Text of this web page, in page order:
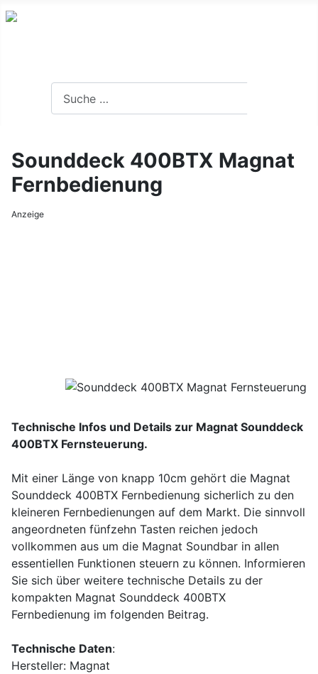
Sounddeck 400BTX Magnat
Fernbedienung
Anzeige
Technische Infos und Details zur Magnat Sounddeck
400BTX Fernsteuerung.
Mit einer Länge von knapp 10cm gehört die Magnat
Sounddeck 400BTX Fernbedienung sicherlich zu den
kleineren Fernbedienungen auf dem Markt. Die sinnvoll
angeordneten fünfzehn Tasten reichen jedoch
vollkommen aus um die Magnat Soundbar in allen
essentiellen Funktionen steuern zu können. Informieren
Sie sich über weitere technische Details zu der
kompakten Magnat Sounddeck 400BTX
Fernbedienung im folgenden Beitrag.
Technische Daten:
Hersteller: Magnat